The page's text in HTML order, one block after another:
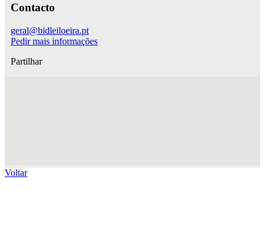
Contacto
geral@bidleiloeira.pt
Pedir mais informações
Partilhar
Voltar